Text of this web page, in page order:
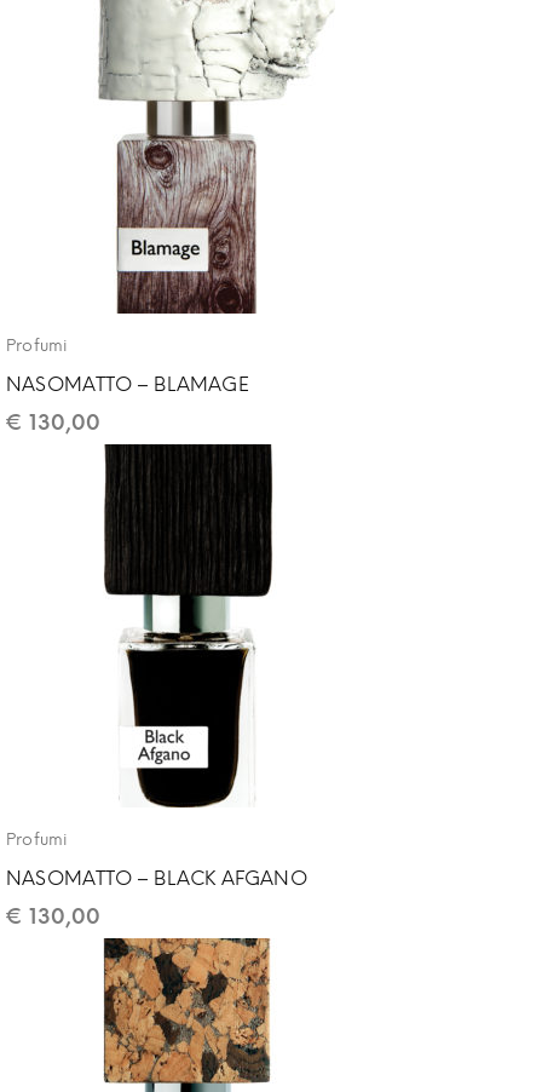
Profumi
NASOMATTO – BLAMAGE
€ 130,00
Profumi
NASOMATTO – BLACK AFGANO
€ 130,00